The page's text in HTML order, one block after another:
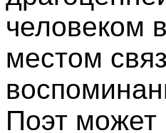
человеком
местом
Поэт может